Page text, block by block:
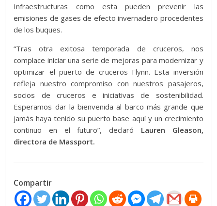
Infraestructuras como esta pueden prevenir las
emisiones de gases de efecto invernadero procedentes
de los buques.
“Tras otra exitosa temporada de cruceros, nos
complace iniciar una serie de mejoras para modernizar y
optimizar el puerto de cruceros Flynn. Esta inversión
refleja nuestro compromiso con nuestros pasajeros,
socios de cruceros e iniciativas de sostenibilidad.
Esperamos dar la bienvenida al barco más grande que
jamás haya tenido su puerto base aquí y un crecimiento
continuo en el futuro”, declaró Lauren Gleason,
directora de Massport.
Compartir